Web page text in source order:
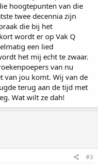
hoogtepunten van die
twee decennia zijn
die bij het
wordt er op Vak Q
een lied
het mij echt te zwaar.
van nu
van jou komt. Wij van de
terug aan de tijd met
Wat wilt ze dah!
#3